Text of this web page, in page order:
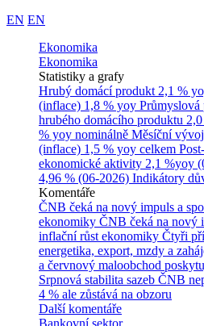
EN EN
Ekonomika
Ekonomika
Statistiky a grafy
Hrubý domácí produkt 2,1 %
(inflace) 1,8 % yoy Průmyslová
hrubého domácího produktu
% yoy nominálně Měsíční
(inflace) 1,5 % yoy celkem
ekonomické aktivity 2,1 %yoy
4,96 % (06-2026) Indikátory
Komentáře
ČNB čeká na nový impuls a
ekonomiky ČNB čeká na nový
inflační růst ekonomiky Čtyři
energetika, export, mzdy a
a červnový maloobchod
Srpnová stabilita sazeb ČNB
4 % ale zůstává na obzoru
Další komentáře
Bankovní sektor